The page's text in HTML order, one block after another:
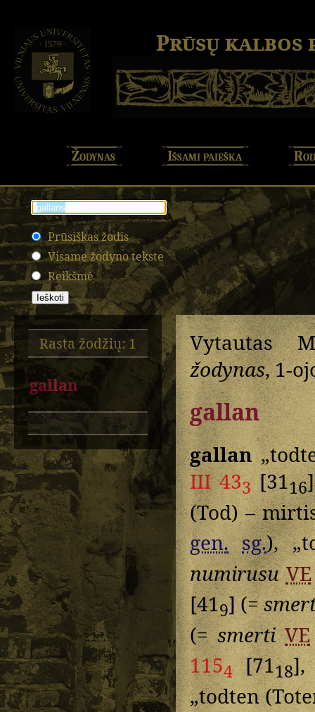
Prūsų kalbos
Žodynas Išsami paieška
Prūsiškas žodis
Visame žodyno tekste
Reikšmė
Rasta žodžių: 1
gallan
Vytautas
žodynas, 1-
gallan
gallan
III 433[3116
(Tod) –
gen. sg.),
numirusu VE
[419] (=
(=smerti VE
1154[7118],
„todten